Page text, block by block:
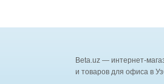
Beta.uz — интернет-
и товаров для офиса в